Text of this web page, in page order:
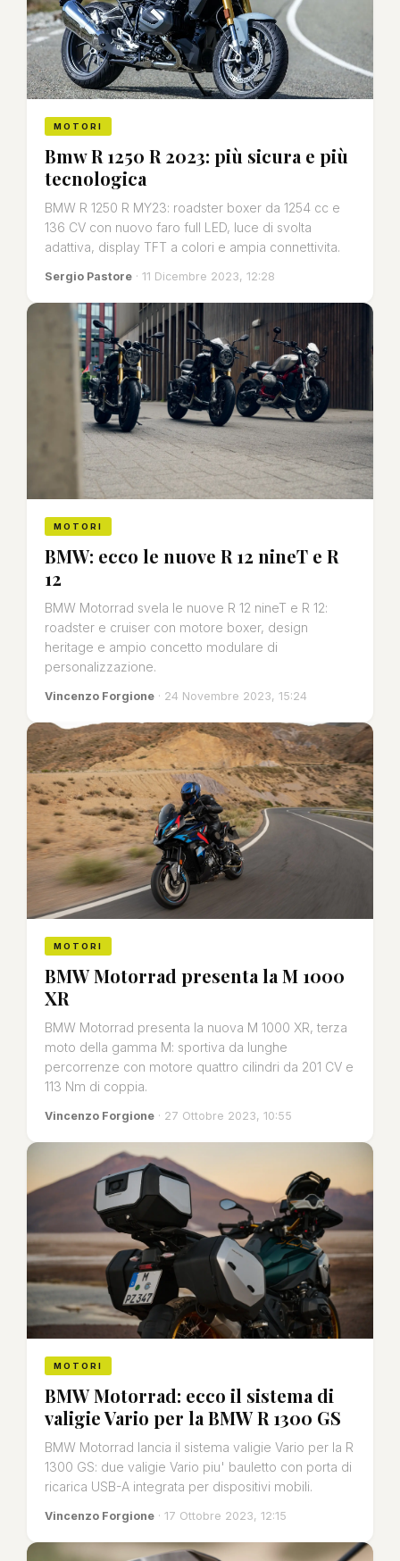
MOTORI
Bmw R 1250 R 2023: più sicura e più
tecnologica
BMW R 1250 R MY23: roadster boxer da 1254 cc e
136 CV con nuovo faro full LED, luce di svolta
adattiva, display TFT a colori e ampia connettivita.
Sergio Pastore · 11 Dicembre 2023, 12:28
MOTORI
BMW: ecco le nuove R 12 nineT e R
12
BMW Motorrad svela le nuove R 12 nineT e R 12:
roadster e cruiser con motore boxer, design
heritage e ampio concetto modulare di
personalizzazione.
Vincenzo Forgione · 24 Novembre 2023, 15:24
MOTORI
BMW Motorrad presenta la M 1000
XR
BMW Motorrad presenta la nuova M 1000 XR, terza
moto della gamma M: sportiva da lunghe
percorrenze con motore quattro cilindri da 201 CV e
113 Nm di coppia.
Vincenzo Forgione · 27 Ottobre 2023, 10:55
MOTORI
BMW Motorrad: ecco il sistema di
valigie Vario per la BMW R 1300 GS
BMW Motorrad lancia il sistema valigie Vario per la R
1300 GS: due valigie Vario piu' bauletto con porta di
ricarica USB-A integrata per dispositivi mobili.
Vincenzo Forgione · 17 Ottobre 2023, 12:15